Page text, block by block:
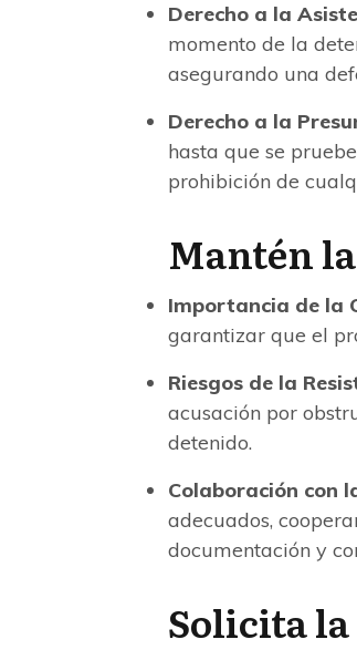
Derecho a la
momento de la
asegurando una
Derecho a la
hasta que se
prohibición de
Mantén
Importancia de la
garantizar que el
Riesgos de la
acusación por
detenido.
Colaboración con
adecuados,
documentación y
Solicita